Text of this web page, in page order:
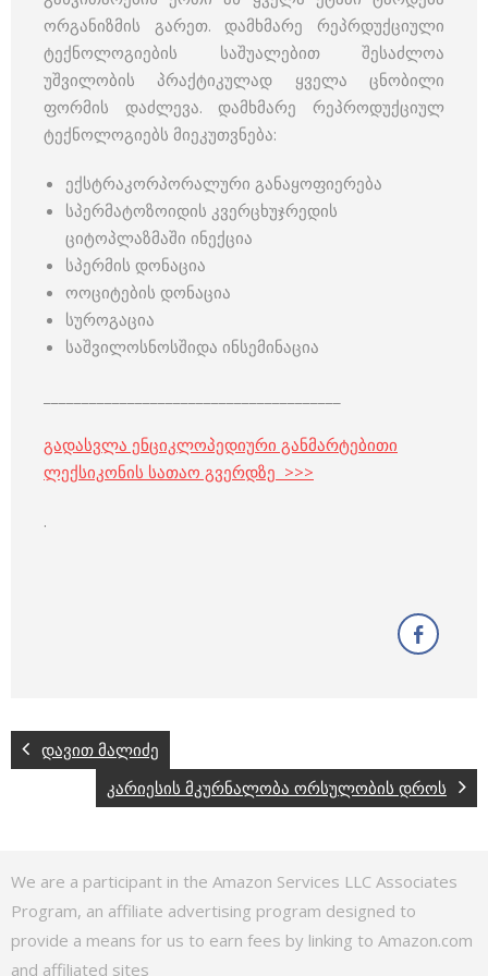
ორგანიზმის გარეთ. დამხმარე რეპრდუქციული
ტექნოლოგიების საშუალებით შესაძლოა
უშვილობის პრაქტიკულად ყველა ცნობილი
ფორმის დაძლევა. დამხმარე რეპროდუქციულ
ტექნოლოგიებს მიეკუთვნება:
ექსტრაკორპორალური განაყოფიერება
სპერმატოზოიდის კვერცხუჯრედის
ციტოპლაზმაში ინექცია
სპერმის დონაცია
ოოციტების დონაცია
სუროგაცია
საშვილოსნოსშიდა ინსემინაცია
გადასვლა ენციკლოპედიური განმარტებითი
ლექსიკონის სათაო გვერდზე >>>
.
დავით მალიძე
კარიესის მკურნალობა ორსულობის დროს
We are a participant in the Amazon Services LLC Associates
Program, an affiliate advertising program designed to
provide a means for us to earn fees by linking to Amazon.com
and affiliated sites